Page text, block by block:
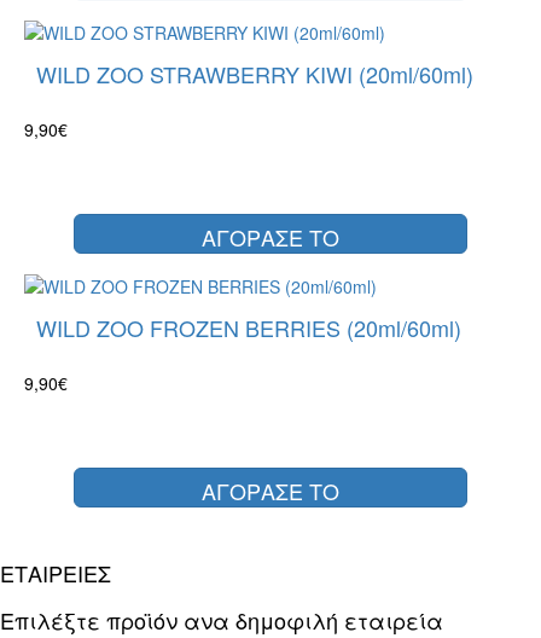
WILD ZOO STRAWBERRY KIWI (20ml/60ml)
9,90€
ΑΓΟΡΑΣΕ ΤΟ
WILD ZOO FROZEN BERRIES (20ml/60ml)
9,90€
ΑΓΟΡΑΣΕ ΤΟ
ΕΤΑΙΡΕΙΕΣ
Επιλέξτε προϊόν ανα δημοφιλή εταιρεία